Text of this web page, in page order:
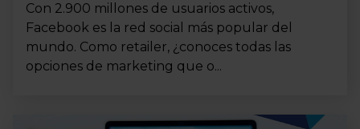
Con 2.900 millones de usuarios activos,
Facebook es la red social más popular del
mundo. Como retailer, ¿conoces todas las
opciones de marketing que o...